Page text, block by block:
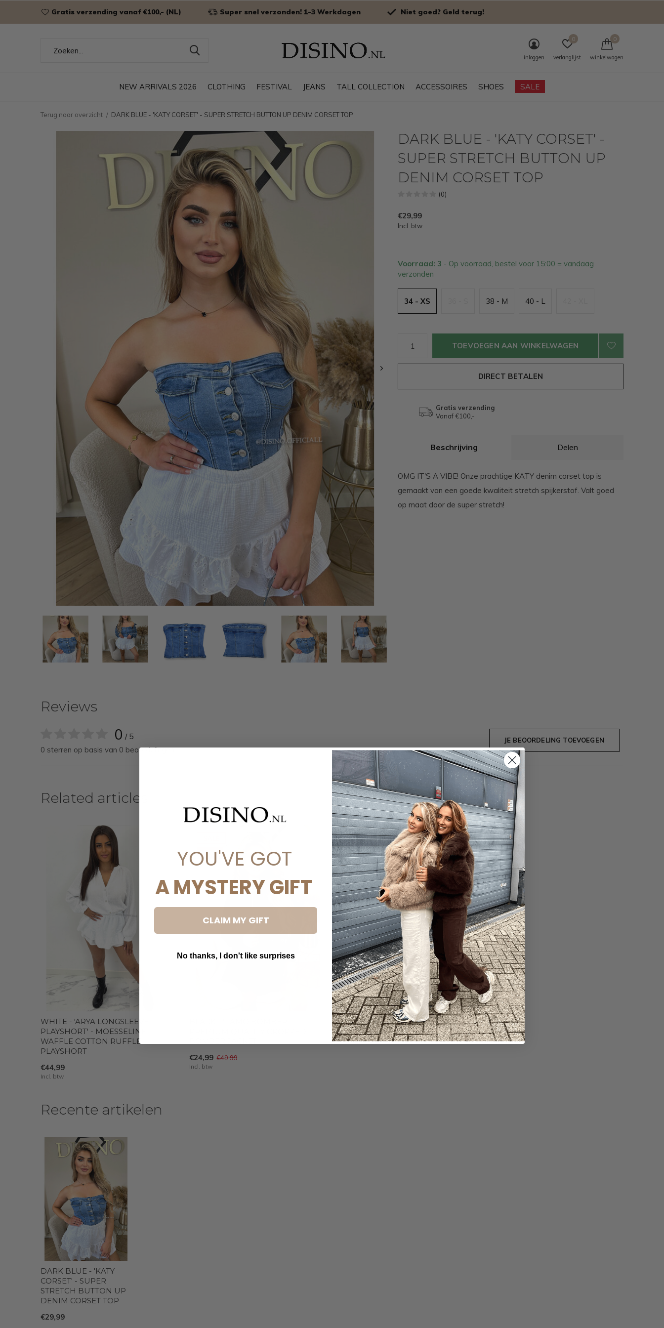
NEW ARRIVALS 2026 CLOTHING FESTIVAL JEANS TALL COLLECTION ACCESSOIRES SHOES SALE
inloggen verlanglijst
0
winkelwagen
0
Gratis verzending vanaf €100,- (NL) Super snel verzonden! 1-3 Werkdagen Niet goed? Geld terug!
Terug naar overzicht DARK BLUE - 'KATY CORSET' - SUPER STRETCH BUTTON UP DENIM CORSET TOP
DARK BLUE - 'KATY CORSET' -
SUPER STRETCH BUTTON UP
DENIM CORSET TOP
(0)
€29,99
Incl. btw
Voorraad: 3 - Op voorraad, bestel voor 15:00 = vandaag
verzonden
34 - XS 38 - M 40 - L
TOEVOEGEN AAN WINKELWAGEN
DIRECT BETALEN
Gratis verzending
Vanaf €100,-
Beschrijving Delen
OMG IT'S A VIBE! Onze prachtige KATY denim corset top is
gemaakt van een goede kwaliteit stretch spijkerstof. Valt goed
op maat door de super stretch!
Reviews
0 / 5
0 sterren op basis van 0 beoordelingen
JE BEOORDELING TOEVOEGEN
Related articles
WHITE - 'ARYA LONGSLEEVE
PLAYSHORT' - MOESSELINE
WAFFLE COTTON RUFFLE
PLAYSHORT
€44,99
Incl. btw
-50%
€24,99 €49,99
Incl. btw
Recente artikelen
DARK BLUE - 'KATY
CORSET' - SUPER
STRETCH BUTTON UP
DENIM CORSET TOP
€29,99
YOU'VE GOT
A MYSTERY GIFT
CLAIM MY GIFT
No thanks, I don't like surprises